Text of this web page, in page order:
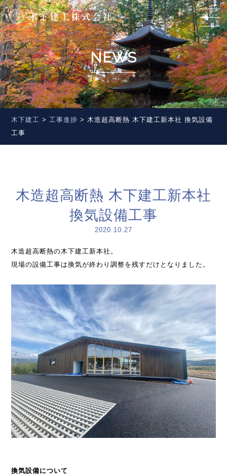
NEWS
木下建工 >工事進捗 >木造超高断熱 木下建工新本社 換気設備
工事
木造超高断熱 木下建工新本社
換気設備工事
2020.10.27
木造超高断熱の木下建工新本社。
現場の設備工事は換気が終わり調整を残すだけとなりました。
換気設備について